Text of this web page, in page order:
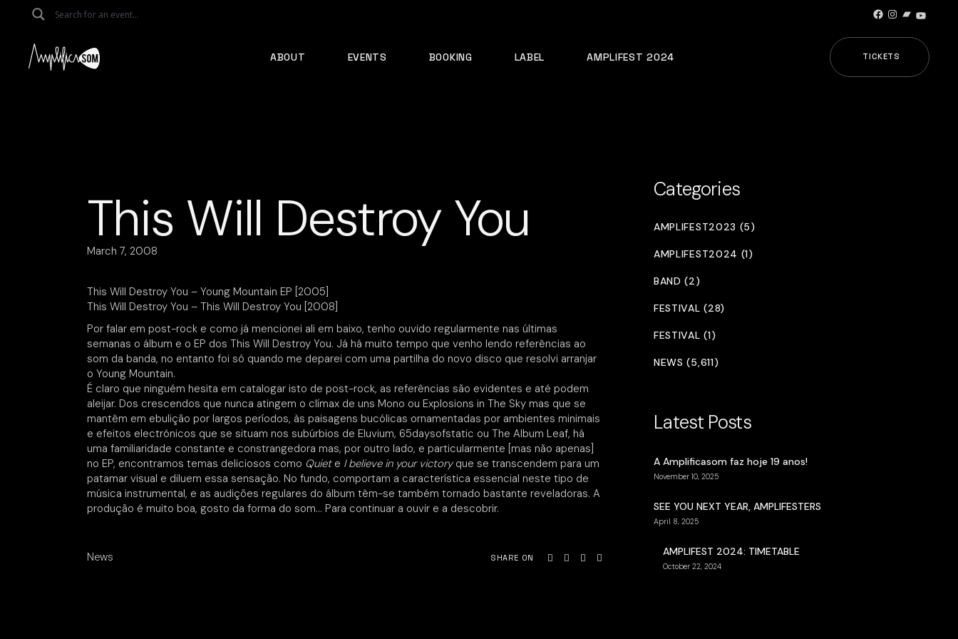
Facebook
Instagram
Bandcamp
ABOUT EVENTS BOOKING LABEL AMPLIFEST 2024 TICKETS
This Will Destroy You
March 7, 2008
This Will Destroy You – Young Mountain EP [2005]
This Will Destroy You – This Will Destroy You [2008]
Por falar em post-rock e como já mencionei ali em baixo, tenho ouvido regularmente nas últimas
semanas o álbum e o EP dos This Will Destroy You. Já há muito tempo que venho lendo referências ao
som da banda, no entanto foi só quando me deparei com uma partilha do novo disco que resolvi arranjar
o Young Mountain.
É claro que ninguém hesita em catalogar isto de post-rock, as referências são evidentes e até podem
aleijar. Dos crescendos que nunca atingem o clímax de uns Mono ou Explosions in The Sky mas que se
mantêm em ebulição por largos períodos, às paisagens bucólicas ornamentadas por ambientes minimais
e efeitos electrónicos que se situam nos subúrbios de Eluvium, 65daysofstatic ou The Album Leaf, há
uma familiaridade constante e constrangedora mas, por outro lado, e particularmente [mas não apenas]
no EP, encontramos temas deliciosos como Quiete I believe in your victoryque se transcendem para um
patamar visual e diluem essa sensação. No fundo, comportam a característica essencial neste tipo de
música instrumental, e as audições regulares do álbum têm-se também tornado bastante reveladoras. A
produção é muito boa, gosto da forma do som… Para continuar a ouvir e a descobrir.
News SHARE ON
Categories
AMPLIFEST2023 (5)
AMPLIFEST2024 (1)
BAND (2)
FESTIVAL (28)
FESTIVAL (1)
NEWS (5,611)
Latest Posts
A Amplificasom faz hoje 19 anos!
November 10, 2025
SEE YOU NEXT YEAR, AMPLIFESTERS
April 8, 2025
AMPLIFEST 2024: TIMETABLE
October 22, 2024